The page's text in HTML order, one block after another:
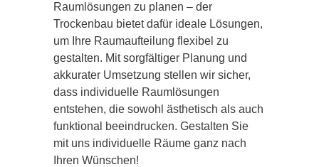
Raumlösungen zu planen – der
Trockenbau bietet dafür ideale Lösungen,
um Ihre Raumaufteilung flexibel zu
gestalten. Mit sorgfältiger Planung und
akkurater Umsetzung stellen wir sicher,
dass individuelle Raumlösungen
entstehen, die sowohl ästhetisch als auch
funktional beeindrucken. Gestalten Sie
mit uns individuelle Räume ganz nach
Ihren Wünschen!